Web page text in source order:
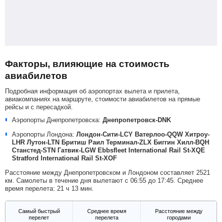
Факторы, влияющие на стоимость
авиабилетов
Подробная информация об аэропортах вылета и прилета,
авиакомпаниях на маршруте, стоимости авиабилетов на прямые
рейсы и с пересадкой.
Аэропорты Днепропетровска: Днепропетровск-DNK
Аэропорты Лондона: Лондон-Сити-LCY Ватерлоо-QQW Хитроу-
LHR Лутон-LTN Бритиш Раил Терминал-ZLX Биггин Хилл-BQH
Станстед-STN Гатвик-LGW Ebbsfleet International Rail St-XQE
Stratford International Rail St-XOF
Расстояние между Днепропетровском и Лондоном составляет 2521
км. Самолеты в течение дня вылетают с 06:55 до 17:45. Среднее
время перелета: 21 ч 13 мин.
Самый быстрый
перелет
Среднее время
перелета
Расстояние между
городами